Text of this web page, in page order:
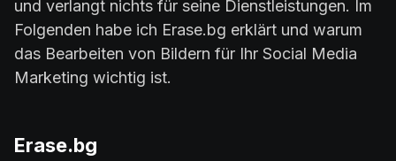
und verlangt nichts für seine Dienstleistungen. Im
Folgenden habe ich Erase.bg erklärt und warum
das Bearbeiten von Bildern für Ihr Social Media
Marketing wichtig ist.
Erase.bg